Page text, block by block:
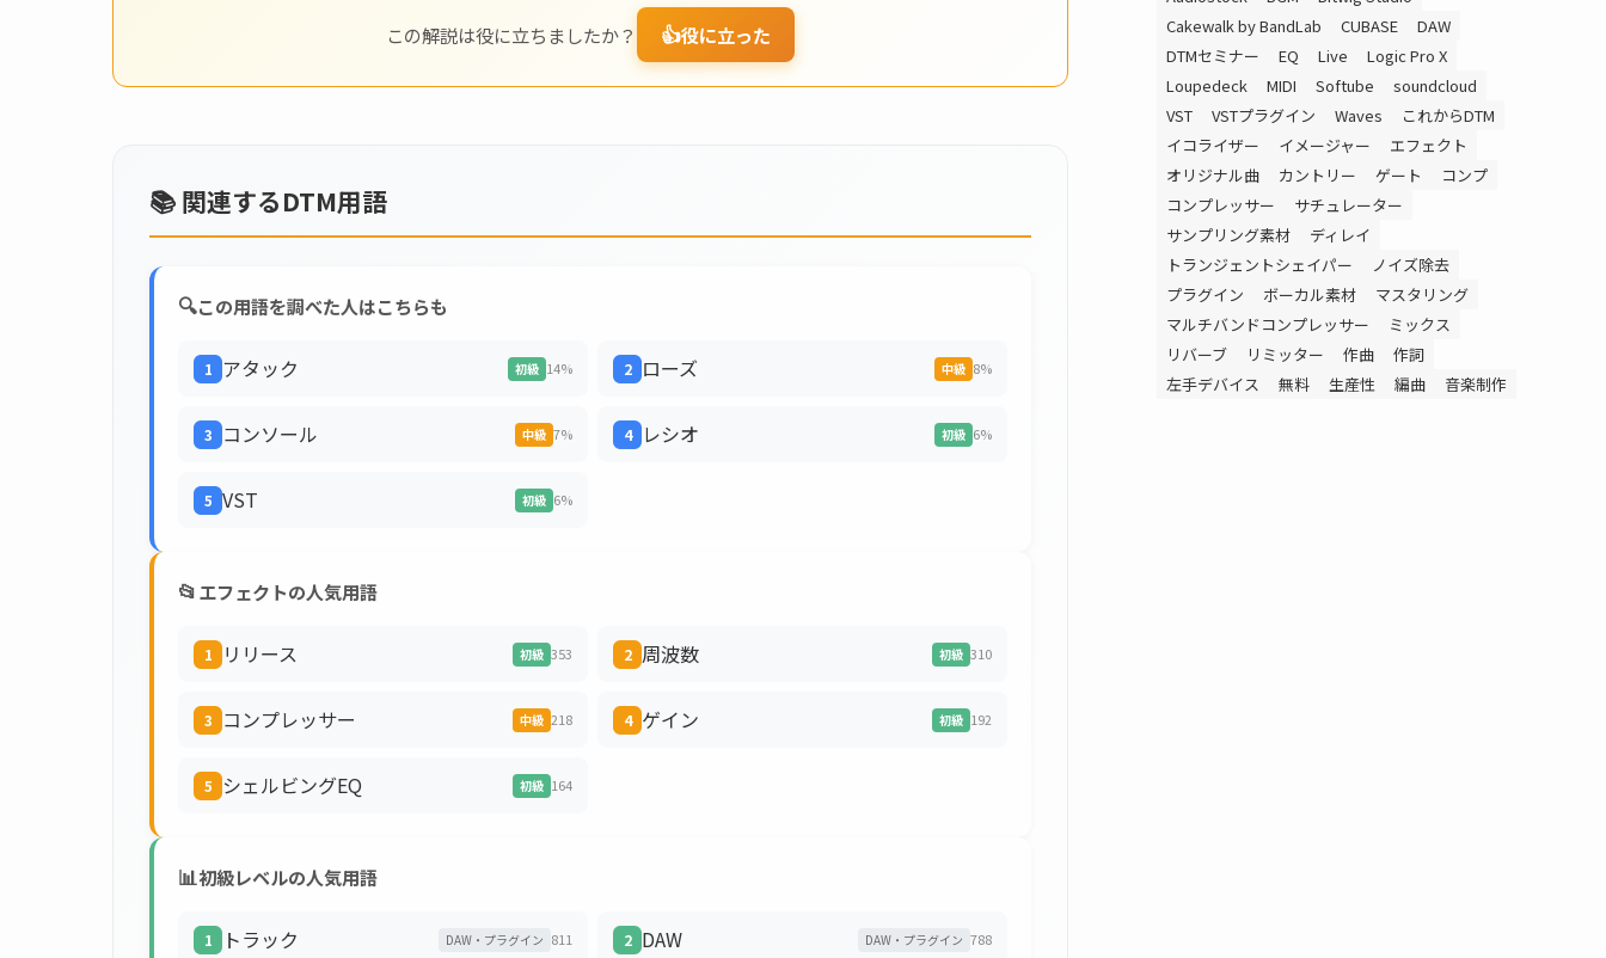
この解説は役に立ちましたか？ 👍役に立った
📚 関連するDTM用語
🔍この用語を調べた人はこちらも
1 アタック 初級 14% 2 ローズ 中級 8%
3 コンソール 中級 7% 4 レシオ 初級 6%
5 VST 初級 6%
📂エフェクトの人気用語
1 リリース 初級 353 2 周波数 初級 310
3 コンプレッサー 中級 218 4 ゲイン 初級 192
5 シェルビングEQ 初級 164
📊初級レベルの人気用語
1 トラック DAW・プラグイン 811 2 DAW DAW・プラグイン 788
Cakewalk by BandLab
CUBASE
DAW
DTMセミナー
EQ Live
Logic Pro X
Loupedeck
MIDI Softube
soundcloud
VST
VSTプラグイン Waves
これからDTM
イコライザー
イメージャー
エフェクト
オリジナル曲
カントリー ゲート
コンプ
コンプレッサー
サチュレーター
サンプリング素材
ディレイ
トランジェントシェイパー
ノイズ除去
プラグイン
ボーカル素材
マスタリング
マルチバンドコンプレッサー
ミックス
リバーブ
リミッター 作曲
作詞
左手デバイス
無料 生産性 編曲 音楽制作